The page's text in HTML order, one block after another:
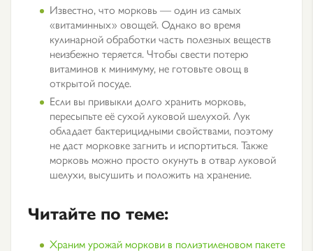
Известно, что морковь — один из самых
«витаминных» овощей. Однако во время
кулинарной обработки часть полезных веществ
неизбежно теряется. Чтобы свести потерю
витаминов к минимуму, не готовьте овощ в
открытой посуде.
Если вы привыкли долго хранить морковь,
пересыпьте её сухой луковой шелухой. Лук
обладает бактерицидными свойствами, поэтому
не даст морковке загнить и испортиться. Также
морковь можно просто окунуть в отвар луковой
шелухи, высушить и положить на хранение.
Читайте по теме:
Храним урожай моркови в полиэтиленовом пакете